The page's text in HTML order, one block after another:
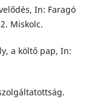
In: Faragó
Miskolc.
a költő pap, In: